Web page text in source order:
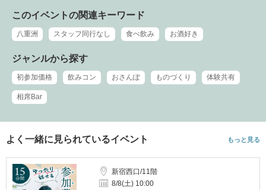
このイベントの関連キーワード
八重洲 スタッフ同行なし 食べ飲み お酒好き
ジャンルから探す
初参加価格 飲みコン おさんぽ ものづくり 体験共有
相席Bar
よく一緒に見られているイベント もっと見る
新宿西口/11階
8/8(土) 10:00